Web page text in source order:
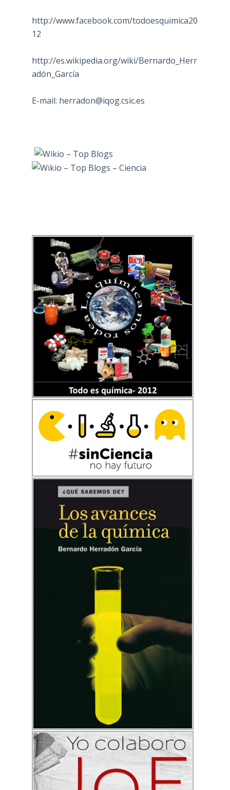
http://www.facebook.com/todoesquimica20
12
http://es.wikipedia.org/wiki/Bernardo_Herr
adón_García
E-mail: herradon@iqog.csic.es